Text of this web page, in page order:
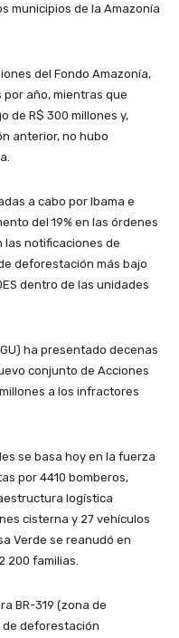
municipios de la Amazonía
del Fondo Amazonía,
por año, mientras que
de R$ 300 millones y,
anterior, no hubo
a cabo por Ibama e
del 19% en las órdenes
las notificaciones de
deforestación más bajo
dentro de las unidades
ha presentado decenas
conjunto de Acciones
a los infractores
se basa hoy en la fuerza
por 4410 bomberos,
logística
cisterna y 27 vehículos
Verde se reanudó en
200 familias.
BR-319 (zona de
de deforestación